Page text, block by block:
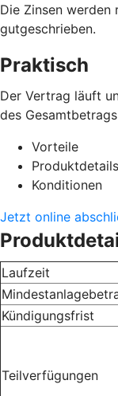
Die Zinsen werden
gutgeschrieben.
Praktisch
Der Vertrag läuft
des
Vorteile
Produktdetails
Konditionen
Jetzt online
Laufzeit
Kündigungsfrist
Teilverfügungen